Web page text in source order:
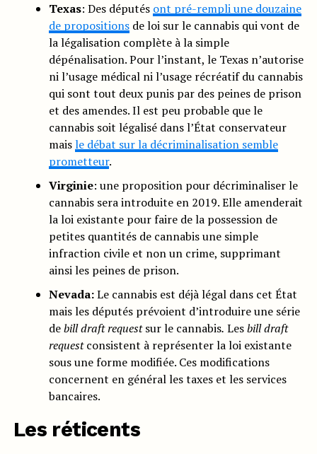
Texas: Des députés ont pré-rempli une douzaine
de propositionsde loi sur le cannabis qui vont de
la légalisation complète à la simple
dépénalisation. Pour l’instant, le Texas n’autorise
ni l’usage médical ni l’usage récréatif du cannabis
qui sont tout deux punis par des peines de prison
et des amendes. Il est peu probable que le
cannabis soit légalisé dans l’État conservateur
maisle débat sur la décriminalisation semble
prometteur.
Virginie: une proposition pour décriminaliser le
cannabis sera introduite en 2019. Elle amenderait
la loi existante pour faire de la possession de
petites quantités de cannabis une simple
infraction civile et non un crime, supprimant
ainsi les peines de prison.
Nevada:Le cannabis est déjà légal dans cet État
mais les députés prévoient d’introduire une série
debill draft requestsur le cannabis. Lesbill draft
requestconsistent à représenter la loi existante
sous une forme modifiée. Ces modifications
concernent en général les taxes et les services
bancaires.
Les réticents